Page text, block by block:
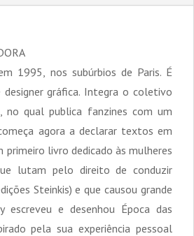
1995, nos subúrbios de Paris. É
gráfica. Integra o coletivo
no qual publica fanzines com um
agora a declarar textos em
primeiro livro dedicado às mulheres
lutam pelo direito de conduzir
Steinkis) e que causou grande
escreveu e desenhou Época das
pela sua experiência pessoal